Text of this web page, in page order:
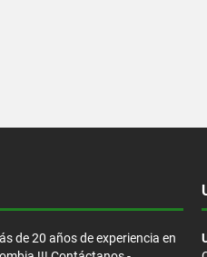
de 20 años de experiencia en